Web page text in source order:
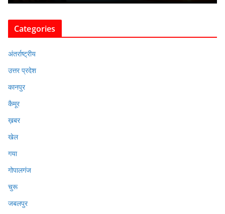
Categories
अंतर्राष्ट्रीय
उत्तर प्रदेश
कानपुर
कैमूर
ख़बर
खेल
गया
गोपालगंज
चुरू
जबलपुर